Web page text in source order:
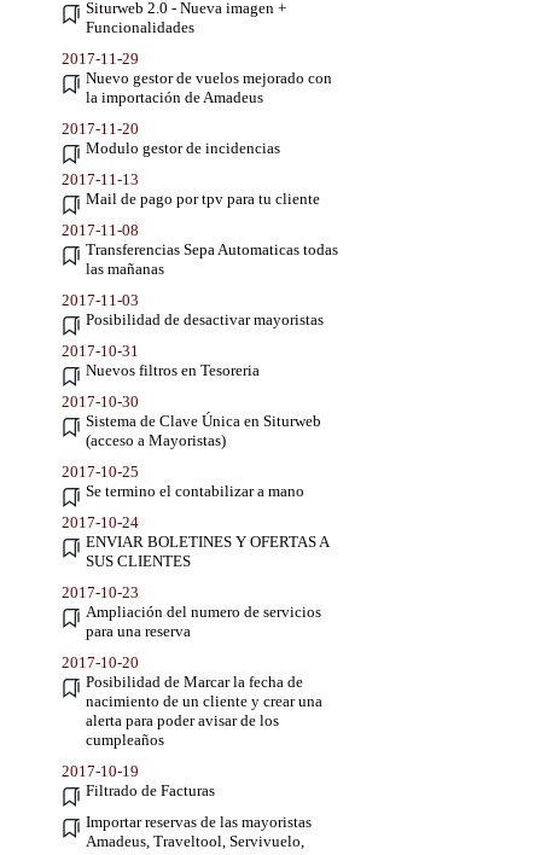
Siturweb 2.0 - Nueva imagen +
Funcionalidades
2017-11-29
Nuevo gestor de vuelos mejorado con
la importación de Amadeus
2017-11-20
Modulo gestor de incidencias
2017-11-13
Mail de pago por tpv para tu cliente
2017-11-08
Transferencias Sepa Automaticas todas
las mañanas
2017-11-03
Posibilidad de desactivar mayoristas
2017-10-31
Nuevos filtros en Tesoreria
2017-10-30
Sistema de Clave Única en Siturweb
(acceso a Mayoristas)
2017-10-25
Se termino el contabilizar a mano
2017-10-24
ENVIAR BOLETINES Y OFERTAS A
SUS CLIENTES
2017-10-23
Ampliación del numero de servicios
para una reserva
2017-10-20
Posibilidad de Marcar la fecha de
nacimiento de un cliente y crear una
alerta para poder avisar de los
cumpleaños
2017-10-19
Filtrado de Facturas
Importar reservas de las mayoristas
Amadeus, Traveltool, Servivuelo,